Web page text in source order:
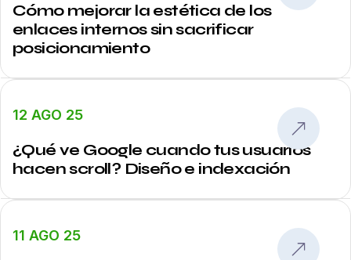
Cómo mejorar la estética de los
enlaces internos sin sacrificar
posicionamiento
12 AGO 25
¿Qué ve Google cuando tus usuarios
hacen scroll? Diseño e indexación
11 AGO 25